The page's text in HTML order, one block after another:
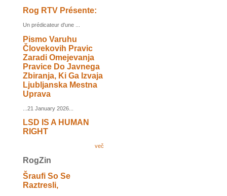
Rog RTV Présente:
Un prédicateur d'une ...
Pismo Varuhu
Človekovih Pravic
Zaradi Omejevanja
Pravice Do Javnega
Zbiranja, Ki Ga Izvaja
Ljubljanska Mestna
Uprava
...21 January 2026...
LSD IS A HUMAN
RIGHT
več
RogZin
Šraufi So Se
Raztresli,